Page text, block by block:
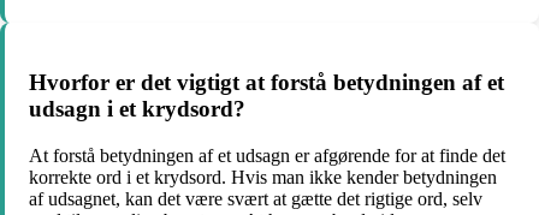
Hvorfor er det vigtigt at forstå betydningen af et
udsagn i et krydsord?
At forstå betydningen af et udsagn er afgørende for at finde det
korrekte ord i et krydsord. Hvis man ikke kender betydningen
af udsagnet, kan det være svært at gætte det rigtige ord, selv